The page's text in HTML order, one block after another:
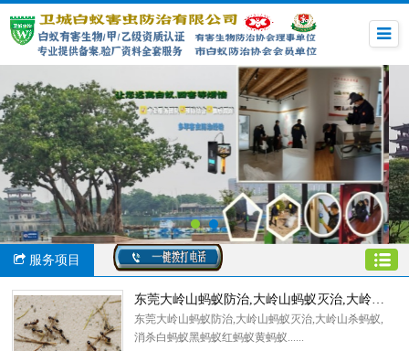
服务项目
东莞大岭山蚂蚁防治,大岭山蚂蚁灭治,大岭山杀蚂蚁,
消杀白蚂蚁黑蚂蚁红蚂蚁黄蚂蚁......